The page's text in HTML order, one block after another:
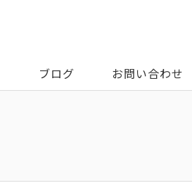
ブログ お問い合わせ